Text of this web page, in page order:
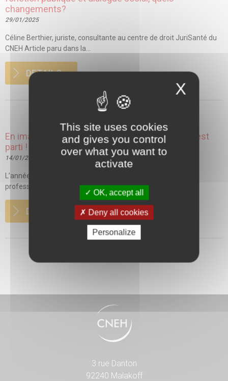
changements?
29/01/2025
Céline Berthier, juriste, consultante au centre de droit JuriSanté du
CNEH Article paru dans la...
DETAILS
En image – Elections Professionnelles 2026 : c’est
parti !
14/01/2026
L’année 2026 sera marquée par l’organisation des élections
professionnelles, temps fort de la démocratie en...
DETAILS
3 rue Danton
92240 Malakoff
X
This site uses cookies
and gives you control
over what you want to
activate
OK, accept all
Deny all cookies
Personalize